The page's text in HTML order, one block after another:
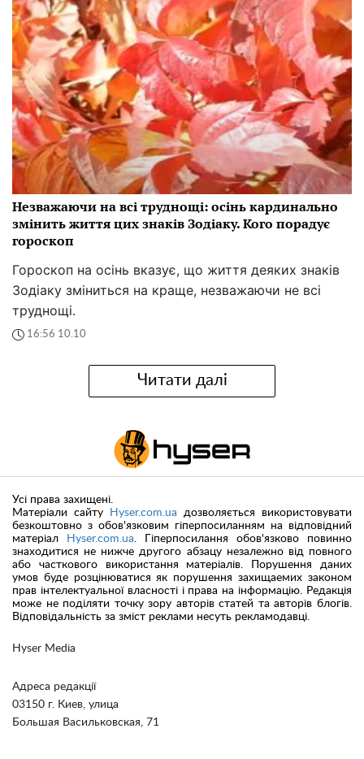
Незважаючи на всі труднощі: осінь кардинально
змінить життя цих знаків Зодіаку. Кого порадує
гороскоп
Гороскоп на осінь вказує, що життя деяких знаків
Зодіаку зміниться на краще, незважаючи не всі
труднощі.
16:56 10.10
Читати далі
Hyser Media
Адреса редакції
03150 г. Киев, улица
Большая Васильковская, 71
Усі права захищені.
Матеріали сайту
Hyser.com.ua дозволяється використовувати
безкоштовно з обов'язковим гіперпосиланням на відповідний
матеріал
Hyser.com.ua . Гіперпосилання обов'язково повинно
знаходитися не нижче другого абзацу незалежно від повного
або часткового використання матеріалів. Порушення даних
умов буде розцінюватися як порушення захищаемих законом
прав інтелектуальної власності і права на інформацію. Редакція
може не поділяти точку зору авторів статей та авторів блогів.
Відповідальність за зміст реклами несуть рекламодавці.